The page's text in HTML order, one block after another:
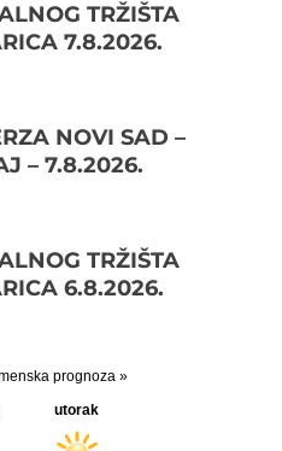
TRŽIŠTA
7.8.2026.
NOVI SAD –
– 7.8.2026.
TRŽIŠTA
6.8.2026.